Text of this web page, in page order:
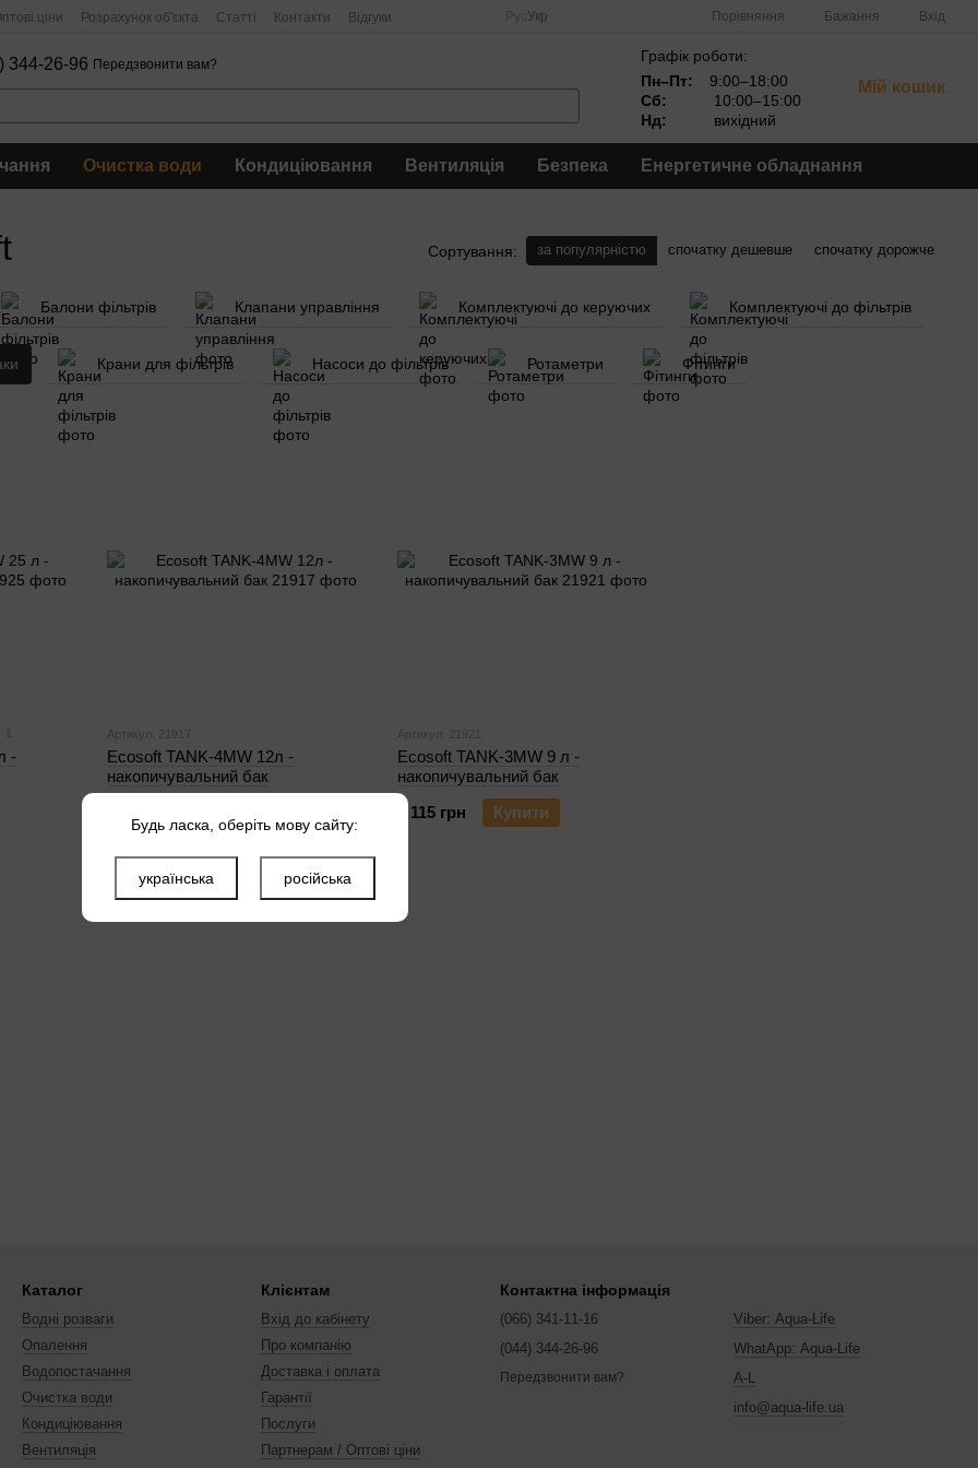
ціни Розрахунок об'єкта Статті Контакти Відгуки Укр Порівняння Бажання Вхід
344-26-96 Передзвонити вам?
Графік роботи:
Пн–Пт:
9:00–18:00
Сб:
10:00–15:00
Нд:
вихідний
Мій кошик
Очистка води Кондиціювання Вентиляція Безпека Енергетичне обладнання
Сортування: за популярністю спочатку дешевше спочатку дорожче
Балони фільтрів Клапани управління Комплектуючі до керуючих Комплектуючі до фільтрів
Крани для фільтрів Насоси до фільтрів Ротаметри Фітинги
-
Артикул: 21917
Ecosoft TANK-4MW 12л -
накопичувальний бак
Артикул: 21921
Ecosoft TANK-3MW 9 л -
накопичувальний бак
2 115 грн
Купити
Каталог
Водні розваги
Опалення
Водопостачання
Очистка води
Кондиціювання
Вентиляція
Клієнтам
Вхід до кабінету
Про компанію
Доставка і оплата
Гарантії
Послуги
Партнерам / Оптові ціни
Контактна інформація
(066) 341-11-16
(044) 344-26-96
Передзвонити вам?
Viber: Aqua-Life
WhatApp: Aqua-Life
A-L
info@aqua-life.ua
Будь ласка, оберіть мову сайту:
українська російська